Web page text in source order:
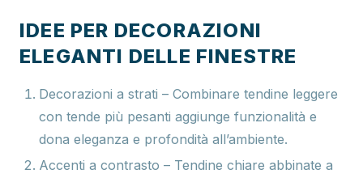
IDEE PER DECORAZIONI
ELEGANTI DELLE FINESTRE
Decorazioni a strati – Combinare tendine leggere
con tende più pesanti aggiunge funzionalità e
dona eleganza e profondità all’ambiente.
Accenti a contrasto – Tendine chiare abbinate a